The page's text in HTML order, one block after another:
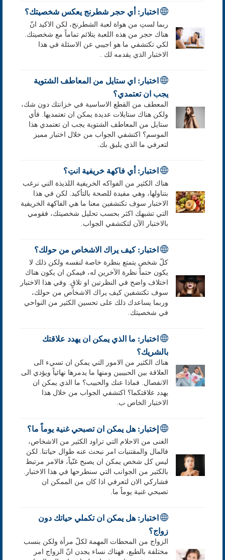
اختبار: أي حجر شطرنج يعكس شخصيتك؟
ربما لستِ من هواة لعبة الشطرنج، لكن الاكيد انّ
هناك حجر من هذه اللعبة يتلائم تماماً مع شخصيتك.
لكي تكتشفي ما هو اجيبي عن الاسئلة في هذا
الاختبار الذي يقدمه لك .
اختبار: اي ستايل من المعاطف الشتوية
يجب ان تعتمدي؟
المعطف من القطع الاساسية في خزانتك دون شك،
ولكن هناك ستايلات عديدة يمكن ان تعتمديها. فأي
ستايل من المعاطف الشتوية يجب ان تعتمدي هذا
الموسم؟ اكتشفي الجواب من خلال اختبار مميز
لتعرفي ما الذي يليق بك.
اختبار: أي فاكهة خريفية انتِ؟
هناك الكثير من الفواكه الخريفية اللذيذة التي نرغب
بتناولها، وهي مفيدة للصحة بالتأكيد. لكن في هذا
الاختبار سوف تكتشفين معنا ما هي الفاكهة الخريفية
التي تشبهك اكثر بحسب تحليل شخصيتك، فقومي
بالاختبار الآن لتكتشفي الجواب.
اختبار: كيف يراك الاشخاص من حولك؟
كلّ شخص يتمتع بنظرة خاصة لنفسه ولكن ذلك لا
يكون حتماً نظرة الآخرين له، فيمكن ان يكون هناك
اختلاف واضح في النظرتين او تلاقٍ. وفي هذا الاختبار
سوف تكتشفين كيف يراك الاشخاص من حولك،
وربما يساعدك ذلك على تحسين الكثير من النواحي
في شخصيتك.
اختبار: ما الذي يمكن ان يهدد علاقتك
بالشريك؟
هناك الكثير من الامور التي يمكن ان تسيء الى
العلاقة بين الحبيبين ومنها ما يدمرها نهائياً ويؤدي الى
الانفصال. فماذا عنك والحبيب؟ ما الذي يمكن ان
يهدد علاقتكما؟ اكتشفي الجواب من خلال هذا
الاختبار الخاص ب.
إختبار: هل يمكن ان تصبحي غنية يوماً ما؟
الغنى من الاحلام التي تراود الكثير من الاشخاص،
فالمال والمقتنيات امر نبحث عنه طوال حياتنا. لكن
ليس كل شخص يمكن ان يصبح غنّياً، فالامر مرتبط
بالكثير من الجوانب التي سنطرحها في هذا الاختبار.
فشاركي الان لتعرفي اذا كان من الممكن ان
تصبحي غنية يوماً ما.
اختبار: هل يمكن ان تكملي حياتك دون
زواج؟
الزواج من المحطات المهمة لكلّ مرأة ولكن بنسب
مختلفة بالطبع، فهناك نساء يجدن انّ الزواج امر